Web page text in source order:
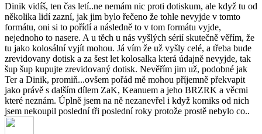
Dinik vidíš, ten čas letí..ne nemám nic proti dotiskum, ale když tu od
několika lidí zazní, jak jim bylo řečeno že tohle nevyjde v tomto
formátu, oni si to pořídí a následně to v tom formátu vyjde,
nejednoho to nasere. A u těch u nás vyšlých sérií skutečně věřím, že
tu jako kolosální vyjít mohou. Já vím že už vyšly celé, a třeba bude
zrevidovany dotisk a za šest let kolosalka která údajně nevyjde, tak
šup šup kupujte zrevidovaný dotisk. Nevěřím jim už, podobné jak
Ter a Dinik, promiň...ovšem pořád mě mohou příjemně překvapit
jako právě s dalším dílem ZaK, Keanuem a jeho BRZRK a věcmi
které neznám. Úplně jsem na ně nezanevřel i když komiks od nich
jsem nekoupil poslední tři poslední roky protože prostě nebylo co..